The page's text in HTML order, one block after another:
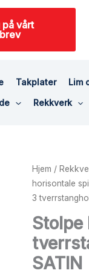
vårt
Takplater Lim
Rekkverk
Hjem /
horisontale
3
SATIN
Stolpe
HØYRE
40x40mm
3
for
rør